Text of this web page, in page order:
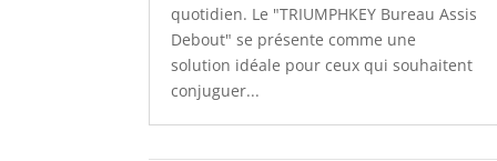
quotidien. Le "TRIUMPHKEY Bureau Assis
Debout" se présente comme une
solution idéale pour ceux qui souhaitent
conjuguer...